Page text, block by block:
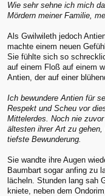
Wie sehr sehne ich mich
Mördern meiner Familie,
Als Gwilwileth jedoch
machte einem neuen
Sie fühlte sich so
auf einem Floß auf einem
Antien, der auf einer
Ich bewundere Antien für
Respekt und Scheu vor
Mittelerdes. Noch nie
ältesten ihrer Art zu
tiefste Bewunderung.
Sie wandte ihre Augen
Baumbart sogar anfing zu
lächeln. Stunden lang sah
kniete, neben dem